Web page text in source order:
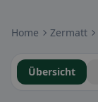
Home Zermatt
Übersicht